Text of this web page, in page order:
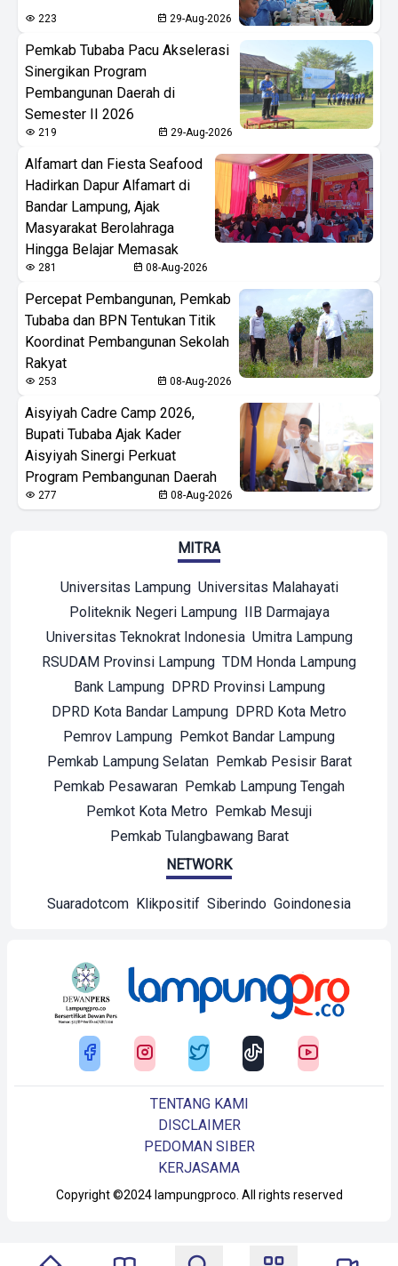
223 29-Aug-2026
Pemkab Tubaba Pacu Akselerasi
Sinergikan Program
Pembangunan Daerah di
Semester II 2026
219 29-Aug-2026
Alfamart dan Fiesta Seafood
Hadirkan Dapur Alfamart di
Bandar Lampung, Ajak
Masyarakat Berolahraga
Hingga Belajar Memasak
281 08-Aug-2026
Percepat Pembangunan, Pemkab
Tubaba dan BPN Tentukan Titik
Koordinat Pembangunan Sekolah
Rakyat
253 08-Aug-2026
Aisyiyah Cadre Camp 2026,
Bupati Tubaba Ajak Kader
Aisyiyah Sinergi Perkuat
Program Pembangunan Daerah
277 08-Aug-2026
MITRA
Universitas Lampung Universitas Malahayati
Politeknik Negeri Lampung
IIB Darmajaya
Universitas Teknokrat Indonesia Umitra Lampung
RSUDAM Provinsi Lampung TDM Honda Lampung
Bank Lampung
DPRD Provinsi Lampung
DPRD Kota Bandar Lampung DPRD Kota Metro
Pemrov Lampung Pemkot Bandar Lampung
Pemkab Lampung Selatan
Pemkab Pesisir Barat
Pemkab Pesawaran Pemkab Lampung Tengah
Pemkot Kota Metro Pemkab Mesuji
Pemkab Tulangbawang Barat
NETWORK
Suaradotcom Klikpositif Siberindo Goindonesia
Copyright ©2024 lampungproco. All rights reserved
TENTANG KAMI
DISCLAIMER
PEDOMAN SIBER
KERJASAMA